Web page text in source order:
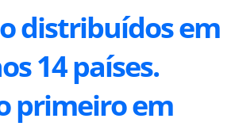
distribuídos em
14 países.
primeiro em